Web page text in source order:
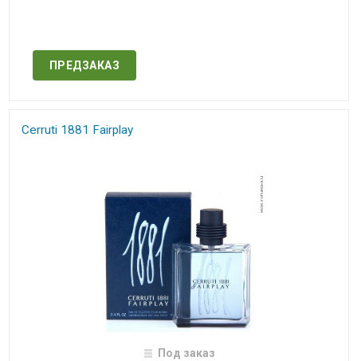
ПРЕДЗАКАЗ
Cerruti 1881 Fairplay
Под заказ